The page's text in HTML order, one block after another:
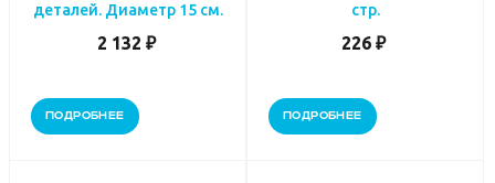
деталей. Диаметр 15 см.
2 132 ₽
ПОДРОБНЕЕ
стр.
226 ₽
ПОДРОБНЕЕ